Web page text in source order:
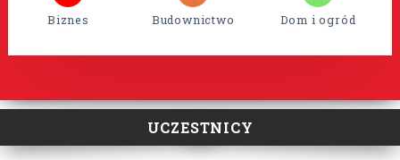
Biznes Budownictwo Dom i ogród
UCZESTNICY